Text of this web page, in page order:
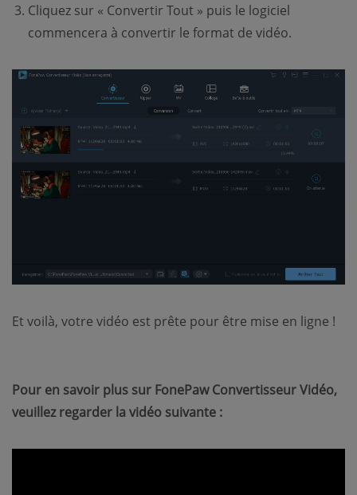
Cliquez sur « Convertir Tout » puis le logiciel
commencera à convertir le format de vidéo.
Et voilà, votre vidéo est prête pour être mise en ligne !
Pour en savoir plus sur FonePaw Convertisseur Vidéo,
veuillez regarder la vidéo suivante :